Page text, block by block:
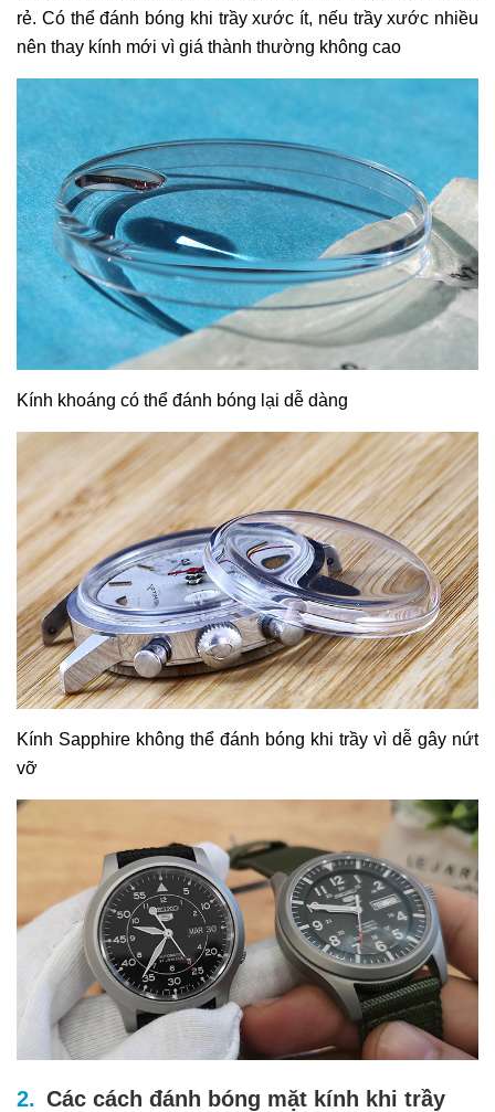
rẻ. Có thể đánh bóng khi trầy xước ít, nếu trầy xước nhiều
nên thay kính mới vì giá thành thường không cao
Kính khoáng có thể đánh bóng lại dễ dàng
Kính Sapphire không thể đánh bóng khi trầy vì dễ gây nứt
vỡ
Các cách đánh bóng mặt kính khi trầy